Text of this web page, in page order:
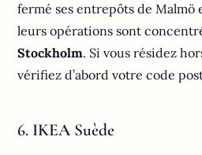
fermé ses entrepôts de Malmö
leurs opérations sont
Stockholm. Si vous résidez
vérifiez d’abord votre code
6. IKEA Suède